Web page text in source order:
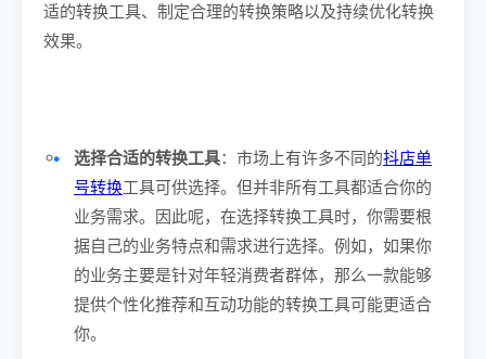
适的转换工具、制定合理的转换策略以及持续优化转换
效果。
选择合适的转换工具：市场上有许多不同的抖店单
号转换工具可供选择。但并非所有工具都适合你的
业务需求。因此呢，在选择转换工具时，你需要根
据自己的业务特点和需求进行选择。例如，如果你
的业务主要是针对年轻消费者群体，那么一款能够
提供个性化推荐和互动功能的转换工具可能更适合
你。